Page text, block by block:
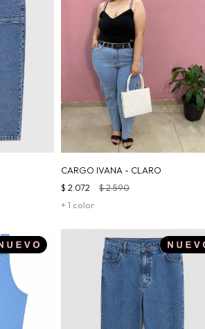
CARGO IVANA - CLARO
+ 1 color
$ 2.072 $2.590